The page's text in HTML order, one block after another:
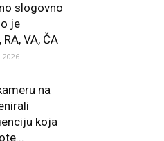
slogovno
je
VA, ČA
na
koja